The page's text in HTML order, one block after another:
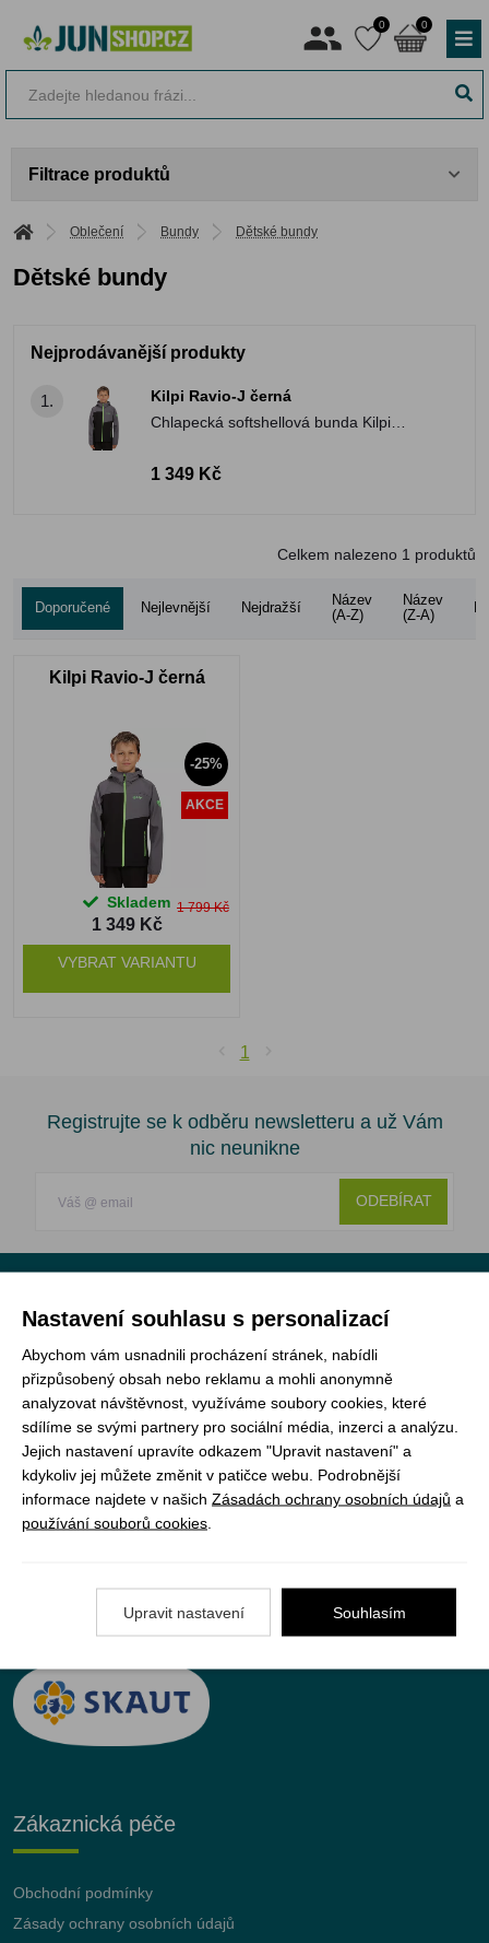
0 0
Filtrace produktů
Oblečení Bundy Dětské bundy
Dětské bundy
Nejprodávanější produkty
1.
Kilpi Ravio-J černá
Chlapecká softshellová bunda Kilpi
1 349 Kč
Celkem nalezeno 1 produktů
Doporučené Nejlevnější Nejdražší
Název
(A-Z)
Název
(Z-A)
Kilpi Ravio-J černá
-25%
AKCE
Skladem 1 799 Kč
1 349 Kč
VYBRAT VARIANTU
1
Registrujte se k odběru newsletteru a už Vám
nic neunikne
ODEBÍRAT
Vše o nákupu
Jak objednat
Doprava a platba
Nejčastější dotazy (FAQ)
Podmínky vrácení peněz
Zákaznická péče
Obchodní podmínky
Zásady ochrany osobních údajů
Nastavení souhlasu s personalizací
Abychom vám usnadnili procházení stránek, nabídli
přizpůsobený obsah nebo reklamu a mohli anonymně
analyzovat návštěvnost, využíváme soubory cookies, které
sdílíme se svými partnery pro sociální média, inzerci a analýzu.
Jejich nastavení upravíte odkazem "Upravit nastavení" a
kdykoliv jej můžete změnit v patičce webu. Podrobnější
informace najdete v našich Zásadách ochrany osobních údajů a
používání souborů cookies
Upravit nastavení Souhlasím